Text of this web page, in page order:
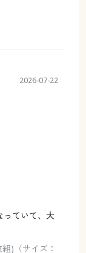
2026-07-22
っていて、大
)（サイズ：